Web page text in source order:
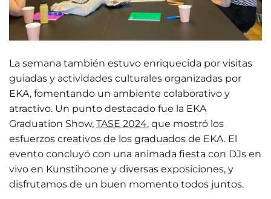
La semana también estuvo enriquecida por visitas
guiadas y actividades culturales organizadas por
EKA, fomentando un ambiente colaborativo y
atractivo. Un punto destacado fue la EKA
Graduation Show, TASE 2024, que mostró los
esfuerzos creativos de los graduados de EKA. El
evento concluyó con una animada fiesta con DJs en
vivo en Kunstihoone y diversas exposiciones, y
disfrutamos de un buen momento todos juntos.